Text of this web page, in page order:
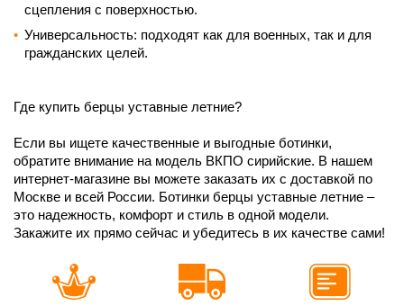
сцепления с поверхностью.
Универсальность: подходят как для военных, так и для
гражданских целей.
Где купить берцы уставные летние?
Если вы ищете качественные и выгодные ботинки,
обратите внимание на модель ВКПО сирийские. В нашем
интернет-магазине вы можете заказать их с доставкой по
Москве и всей России. Ботинки берцы уставные летние –
это надежность, комфорт и стиль в одной модели.
Закажите их прямо сейчас и убедитесь в их качестве сами!